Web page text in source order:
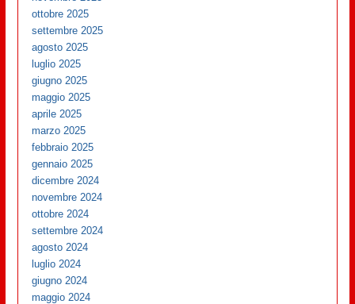
ottobre 2025
settembre 2025
agosto 2025
luglio 2025
giugno 2025
maggio 2025
aprile 2025
marzo 2025
febbraio 2025
gennaio 2025
dicembre 2024
novembre 2024
ottobre 2024
settembre 2024
agosto 2024
luglio 2024
giugno 2024
maggio 2024